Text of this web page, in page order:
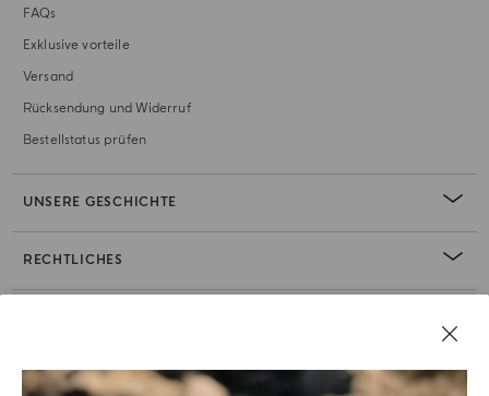
FAQs
Exklusive vorteile
Versand
Rücksendung und Widerruf
Bestellstatus prüfen
UNSERE GESCHICHTE
RECHTLICHES